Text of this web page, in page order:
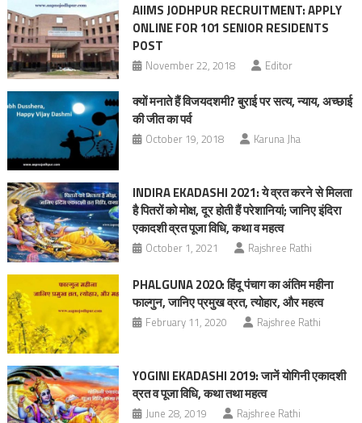
AIIMS JODHPUR RECRUITMENT: APPLY
ONLINE FOR 101 SENIOR RESIDENTS
POST
November 22, 2018 Editor
क्यों मनाते हैं विजयदशमी? बुराई पर सत्य, न्याय, अच्छाई
की जीत का पर्व
October 19, 2018 Karuna Jha
INDIRA EKADASHI 2021: ये व्रत करने से मिलता
है पितरों को मोक्ष, दूर होती हैं परेशानियां; जानिए इंदिरा
एकादशी व्रत पूजा विधि, कथा व महत्व
October 1, 2021 Rajshree Rathi
PHALGUNA 2020: हिंदू पंचाग का अंतिम महीना
फाल्गुन, जानिए प्रमुख व्रत, त्योहार, और महत्व
February 11, 2020 Rajshree Rathi
YOGINI EKADASHI 2019: जानें योगिनी एकादशी
व्रत व पूजा विधि, कथा तथा महत्व
June 28, 2019 Rajshree Rathi